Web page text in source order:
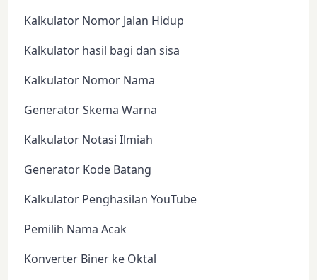
Kalkulator Nomor Jalan Hidup
Kalkulator hasil bagi dan sisa
Kalkulator Nomor Nama
Generator Skema Warna
Kalkulator Notasi Ilmiah
Generator Kode Batang
Kalkulator Penghasilan YouTube
Pemilih Nama Acak
Konverter Biner ke Oktal